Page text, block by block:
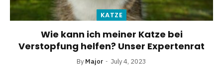
KATZE
Wie kann ich meiner Katze bei
Verstopfung helfen? Unser Expertenrat
By Major July 4, 2023